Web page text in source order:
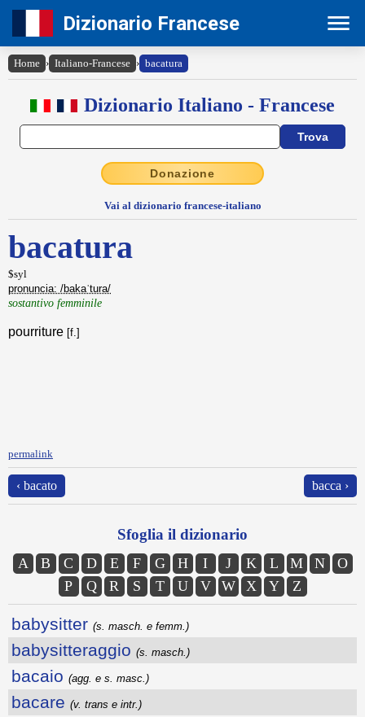
Dizionario Francese
Home › Italiano-Francese › bacatura
Dizionario Italiano - Francese
Donazione
Vai al dizionario francese-italiano
bacatura
$syl
pronuncia: /bakaˈtura/
sostantivo femminile
pourriture [f.]
permalink
‹ bacato bacca ›
Sfoglia il dizionario
A B C D E F G H I J K L M N
O
P
Q R S T U V W X Y Z
babysitter (s. masch. e femm.)
babysitteraggio (s. masch.)
bacaio (agg. e s. masc.)
bacare (v. trans e intr.)